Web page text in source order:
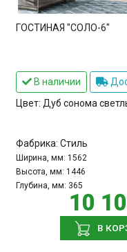
ГОСТИНАЯ "СОЛО-6"
В наличии
Цвет: Дуб сонома
Фабрика: Стиль
Ширина, мм: 1562
Высота, мм: 1446
Глубина, мм: 365
10
В